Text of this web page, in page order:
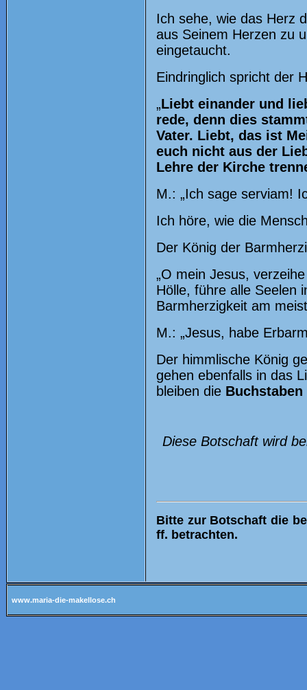
Ich sehe, wie das Herz
aus Seinem Herzen zu
eingetaucht.
Eindringlich spricht der
„Liebt einander und
rede, denn dies
Vater. Liebt, das ist
euch nicht aus der
Lehre der Kirche
M.: „Ich sage serviam!
Ich höre, wie die
Der König der
„O mein Jesus,
Hölle, führe alle Seelen
Barmherzigkeit am
M.: „Jesus, habe
Der himmlische König
gehen ebenfalls in das
bleiben die Buchstaben
Diese Botschaft wird
Bitte zur Botschaft die
ff. betrachten.
www.maria-die-makellose.ch